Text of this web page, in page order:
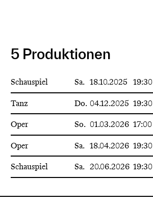
5 Produktionen
Schauspiel Sa. 18.10.2025 19:30
Tanz
Do. 04.12.2025 19:30
Oper
So. 01.03.2026 17:00
Oper
Sa. 18.04.2026 19:30
Schauspiel
Sa. 20.06.2026 19:30